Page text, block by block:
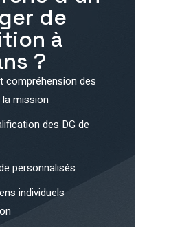
de
à
?
compréhension des
la mission
des DG de
personnalisés
individuels